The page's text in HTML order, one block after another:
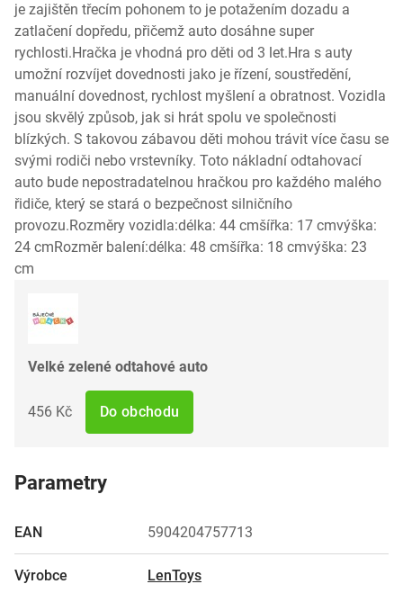
je zajištěn třecím pohonem to je potažením dozadu a
zatlačení dopředu, přičemž auto dosáhne super
rychlosti.Hračka je vhodná pro děti od 3 let.Hra s auty
umožní rozvíjet dovednosti jako je řízení, soustředění,
manuální dovednost, rychlost myšlení a obratnost. Vozidla
jsou skvělý způsob, jak si hrát spolu ve společnosti
blízkých. S takovou zábavou děti mohou trávit více času se
svými rodiči nebo vrstevníky. Toto nákladní odtahovací
auto bude nepostradatelnou hračkou pro každého malého
řidiče, který se stará o bezpečnost silničního
provozu.Rozměry vozidla:délka: 44 cmšířka: 17 cmvýška:
24 cmRozměr balení:délka: 48 cmšířka: 18 cmvýška: 23
cm
Velké zelené odtahové auto
456 Kč Do obchodu
Parametry
EAN 5904204757713
Výrobce LenToys